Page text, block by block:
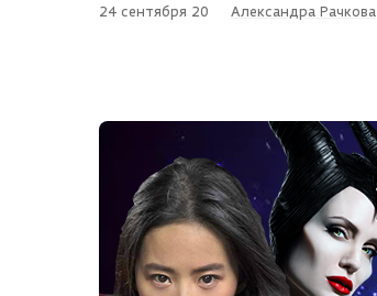
24 сентября 20 Александра Рачкова